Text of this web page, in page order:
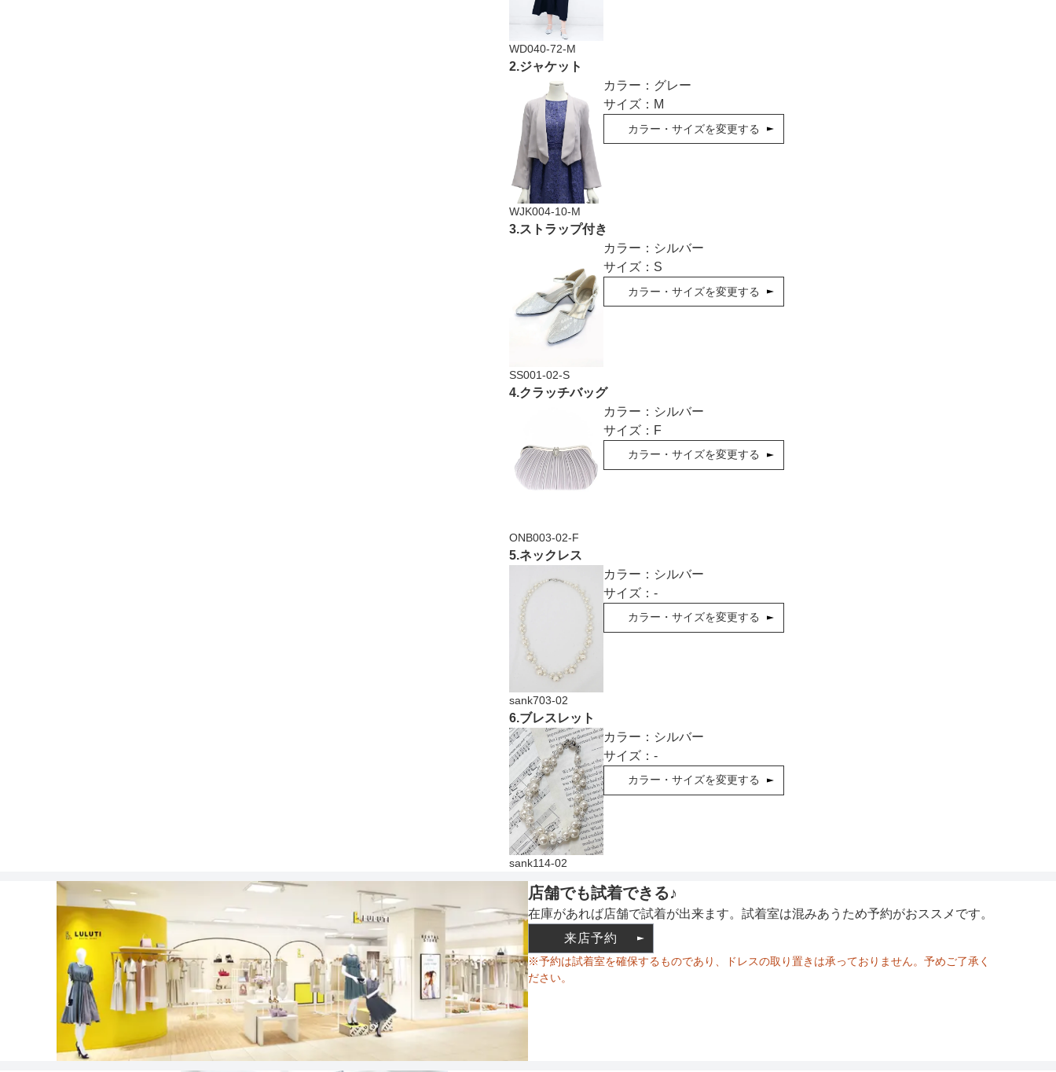
WD040-72-M
2.ジャケット
カラー： グレー
サイズ： M
カラー・サイズを変更する
WJK004-10-M
3.ストラップ付き
カラー： シルバー
サイズ： S
カラー・サイズを変更する
SS001-02-S
4.クラッチバッグ
カラー： シルバー
サイズ： F
カラー・サイズを変更する
ONB003-02-F
5.ネックレス
カラー： シルバー
サイズ： -
カラー・サイズを変更する
sank703-02
6.ブレスレット
カラー： シルバー
サイズ： -
カラー・サイズを変更する
sank114-02
店舗でも試着できる♪
在庫があれば店舗で試着が出来ます。試着室は混みあうため予約がおススメです。
来店予約
※予約は試着室を確保するものであり、ドレスの取り置きは承っておりません。予めご了承く
ださい。